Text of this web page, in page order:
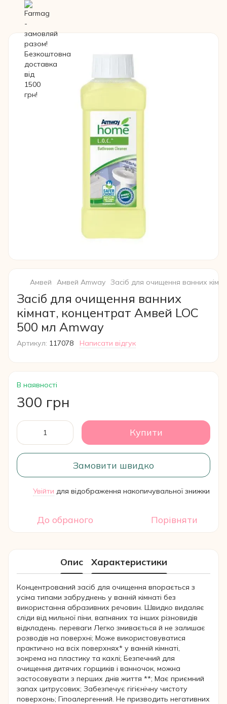
Амвей Амвей Amway Засіб для очищення ванних
Засіб для очищення ванних
кімнат, концентрат Амвей LOC
500 мл Amway
Артикул: 117078 Написати відгук
В наявності
300 грн
Купити
Замовити швидко
Увійти для відображення накопичувальної знижки
До обраного Порівняти
Опис Характеристики
Концентрований засіб для очищення впорається з
усіма типами забруднень у ванній кімнаті без
використання абразивних речовин. Швидко видаляє
сліди від мильної піни, вапняних та інших різновидів
відкладень. переваги Легко змивається й не залишає
розводів на поверхні; Може використовуватися
практично на всіх поверхнях* у ванній кімнаті,
зокрема на пластику та кахлі; Безпечний для
очищення дитячих горщиків і ванночок, можна
застосовувати з перших днів життя **; Має приємний
запах цитрусових; Забезпечує гігієнічну чистоту
поверхонь; Гіпоалергенний. Не призводить негативних